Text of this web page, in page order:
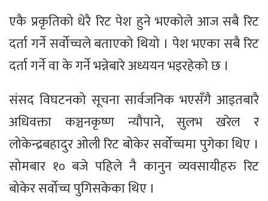
एकै प्रकृतिको धेरै रिट पेश हुने भएकोले आज सबै रिट
दर्ता गर्ने सर्वोच्चले बताएको थियो । पेश भएका सबै रिट
दर्ता गर्ने वा के गर्ने भन्नेबारे अध्ययन भइरहेको छ ।
संसद विघटनको सूचना सार्वजनिक भएसँगै आइतबारै
अधिवक्ता कञ्चनकृष्ण न्यौपाने, सुलभ खरेल र
लोकेन्द्रबहादुर ओली रिट बोकेर सर्वोच्चमा पुगेका थिए ।
सोमबार १० बजे पहिले नै कानुन व्यवसायीहरु रिट
बोकेर सर्वोच्च पुगिसकेका थिए ।